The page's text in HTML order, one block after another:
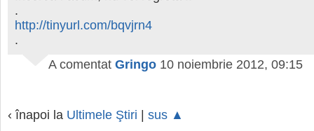
.
http://tinyurl.com/bqvjrn4
.
A comentat Gringo 10 noiembrie 2012, 09:15
‹ înapoi la Ultimele Ştiri | sus ▲